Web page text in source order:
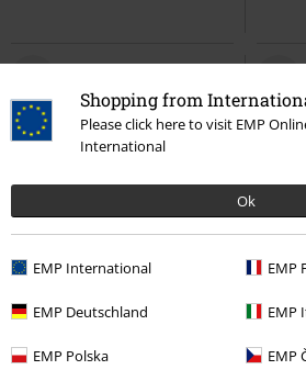
Shopping from
Please click here to visit EMP
International
Ok
EMP International EMP
EMP Deutschland EMP
EMP Polska EMP
% Bijna uitverkocht
€ 124,99
Clarissa II Quad
Sandaal
%
€
Millee